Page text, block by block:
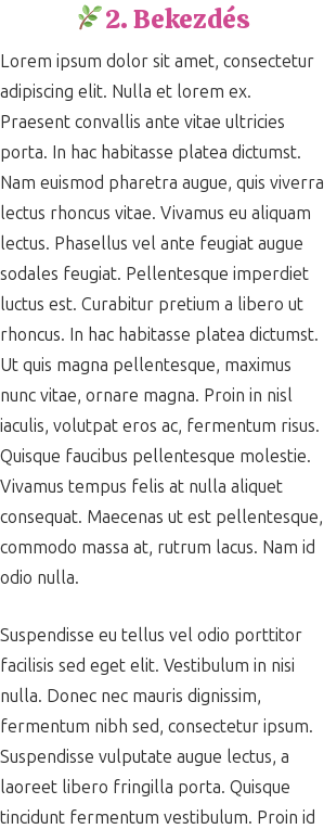
2. Bekezdés
Lorem ipsum dolor sit amet, consectetur
adipiscing elit. Nulla et lorem ex.
Praesent convallis ante vitae ultricies
porta. In hac habitasse platea dictumst.
Nam euismod pharetra augue, quis viverra
lectus rhoncus vitae. Vivamus eu aliquam
lectus. Phasellus vel ante feugiat augue
sodales feugiat. Pellentesque imperdiet
luctus est. Curabitur pretium a libero ut
rhoncus. In hac habitasse platea dictumst.
Ut quis magna pellentesque, maximus
nunc vitae, ornare magna. Proin in nisl
iaculis, volutpat eros ac, fermentum risus.
Quisque faucibus pellentesque molestie.
Vivamus tempus felis at nulla aliquet
consequat. Maecenas ut est pellentesque,
commodo massa at, rutrum lacus. Nam id
odio nulla.
Suspendisse eu tellus vel odio porttitor
facilisis sed eget elit. Vestibulum in nisi
nulla. Donec nec mauris dignissim,
fermentum nibh sed, consectetur ipsum.
Suspendisse vulputate augue lectus, a
laoreet libero fringilla porta. Quisque
tincidunt fermentum vestibulum. Proin id